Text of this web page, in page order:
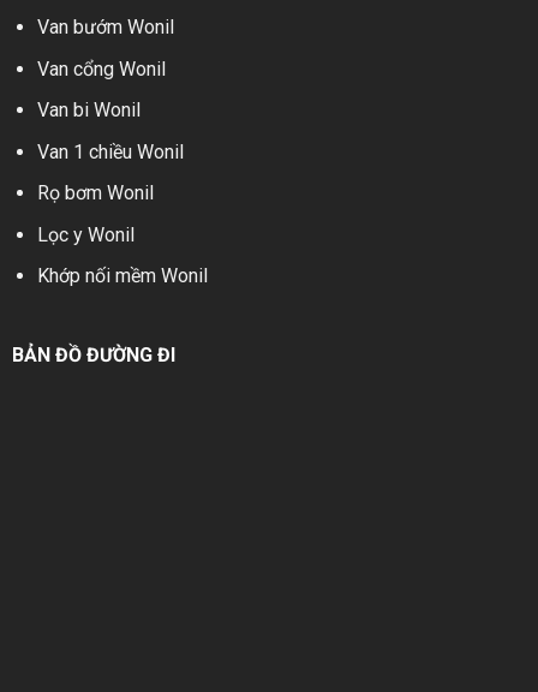
Van bướm Wonil
Van cổng Wonil
Van bi Wonil
Van 1 chiều Wonil
Rọ bơm Wonil
Lọc y Wonil
Khớp nối mềm Wonil
BẢN ĐỒ ĐƯỜNG ĐI